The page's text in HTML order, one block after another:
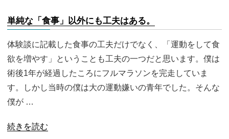
単純な「食事」以外にも工夫はある。
体験談に記載した食事の工夫だけでなく、「運動をして食
欲を増やす」ということも工夫の一つだと思います。僕は
術後1年が経過したころにフルマラソンを完走していま
す。しかし当時の僕は大の運動嫌いの青年でした。そんな
僕が …
続きを読む